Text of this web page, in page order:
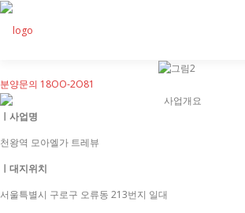
내용으로 바로가기
HOME 사업개요
방문예약
분양문의 18OO-2O81
ㅣ사업명
천왕역 모아엘가 트레뷰
ㅣ대지위치
서울특별시 구로구 오류동 213번지 일대